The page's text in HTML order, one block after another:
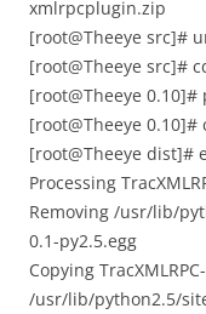
xmlrpcplugin.zip
[root@Theeye src]#
[root@Theeye src]#
[root@Theeye
[root@Theeye 0.10]#
[root@Theeye dist]#
Processing
Removing /usr/lib/
0.1-py2.5.egg
Copying
/usr/lib/python2.5/